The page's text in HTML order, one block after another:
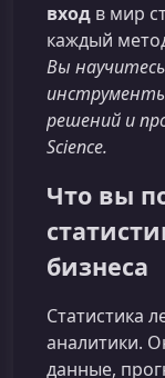
вход в мир
каждый
Вы
решений и
Science.
Что вы
бизнеса
Статистика
аналитики.
данные,